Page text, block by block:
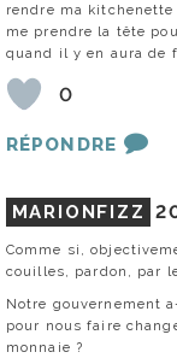
rendre ma
me prendre la tête
quand il y en aura de
0
RÉPONDRE
MARIONFIZZ
Comme si,
couilles, pardon, par
Notre gouvernement
pour nous faire
monnaie ?